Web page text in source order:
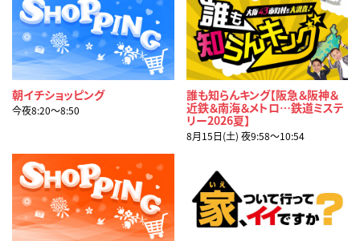
朝イチショッピング
今夜8:20〜8:50
誰も知らんキング【阪急＆阪神＆
近鉄＆南海＆メトロ…鉄道ミステ
リー2026夏】
8月15日(土) 夜9:58〜10:54